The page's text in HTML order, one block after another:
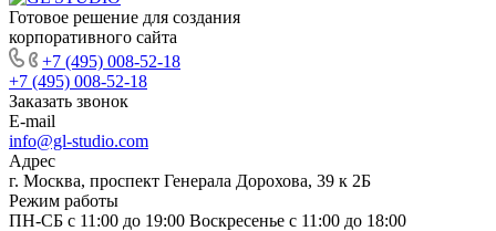
Готовое решение для создания
корпоративного сайта
+7 (495) 008-52-18
+7 (495) 008-52-18
Заказать звонок
E-mail
info@gl-studio.com
Адрес
г. Москва, проспект Генерала Дорохова, 39 к 2Б
Режим работы
ПН-СБ с 11:00 до 19:00 Воскресенье с 11:00 до 18:00